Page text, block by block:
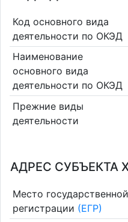
Код основного вида
деятельности по ОКЭД
Наименование
основного вида
деятельности по ОКЭД
Прежние виды
деятельности
АДРЕС СУБЪЕКТА
Место государственной
регистрации (ЕГР)